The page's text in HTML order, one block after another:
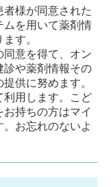
様が同意された
ムを用いて薬剤情
す。
同意を得て、オン
診や薬剤情報その
供に努めます。
用します。こど
持ちの方はマイ
お忘れのないよ